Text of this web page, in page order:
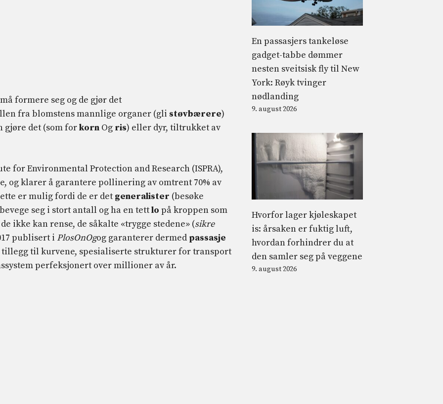
formere seg og de gjør det
fra blomstens mannlige organer (gli støvbærere)
gjøre det (som forkorn Og ris) eller dyr, tiltrukket av
for Environmental Protection and Research (ISPRA),
og klarer å garantere pollinering av omtrent 70% av
er mulig fordi de er det generalister (besøke
seg i stort antall og ha en tettlo på kroppen som
ikke kan rense, de såkalte «trygge stedene» (sikre
publisert i PlosOnOgog garanterer dermed passasje
til kurvene, spesialiserte strukturer for transport
perfeksjonert over millioner av år.
En passasjers tankeløse
gadget-tabbe dømmer
nesten sveitsisk fly til New
York: Røyk tvinger
nødlanding
9. august 2026
Hvorfor lager kjøleskapet
is: årsaken er fuktig luft,
hvordan forhindrer du at
den samler seg på veggene
9. august 2026